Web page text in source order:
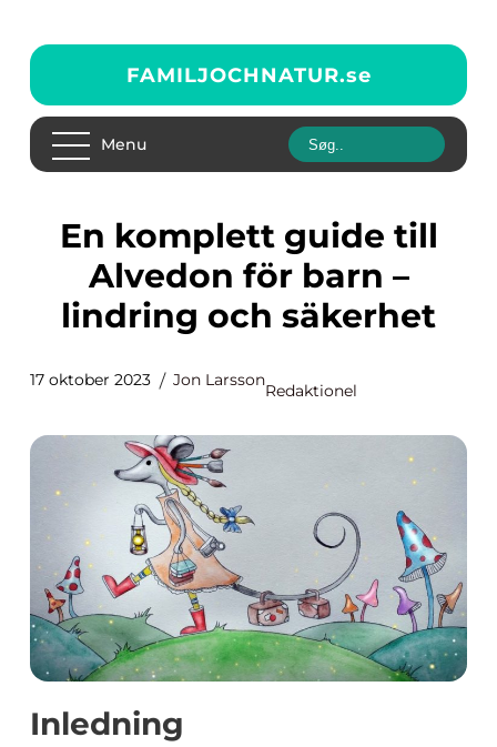
FAMILJOCHNATUR.se
Menu
En komplett guide till
Alvedon för barn –
lindring och säkerhet
17 oktober 2023 Jon Larsson
Redaktionel
Inledning